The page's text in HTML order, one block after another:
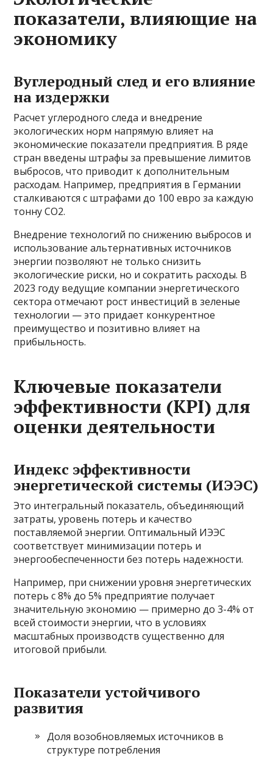
показатели, влияющие на
экономику
Вуглеродный след и его влияние
на издержки
Расчет углеродного следа и внедрение
экологических норм напрямую влияет на
экономические показатели предприятия. В ряде
стран введены штрафы за превышение лимитов
выбросов, что приводит к дополнительным
расходам. Например, предприятия в Германии
сталкиваются с штрафами до 100 евро за каждую
тонну CO2.
Внедрение технологий по снижению выбросов и
использование альтернативных источников
энергии позволяют не только снизить
экологические риски, но и сократить расходы. В
2023 году ведущие компании энергетического
сектора отмечают рост инвестиций в зеленые
технологии — это придает конкурентное
преимущество и позитивно влияет на
прибыльность.
Ключевые показатели
эффективности (KPI) для
оценки деятельности
Индекс эффективности
энергетической системы (ИЭЭС)
Это интегральный показатель, объединяющий
затраты, уровень потерь и качество
поставляемой энергии. Оптимальный ИЭЭС
соответствует минимизации потерь и
энергообеспеченности без потерь надежности.
Например, при снижении уровня энергетических
потерь с 8% до 5% предприятие получает
значительную экономию — примерно до 3-4% от
всей стоимости энергии, что в условиях
масштабных производств существенно для
итоговой прибыли.
Показатели устойчивого
развития
Доля возобновляемых источников в
структуре потребления